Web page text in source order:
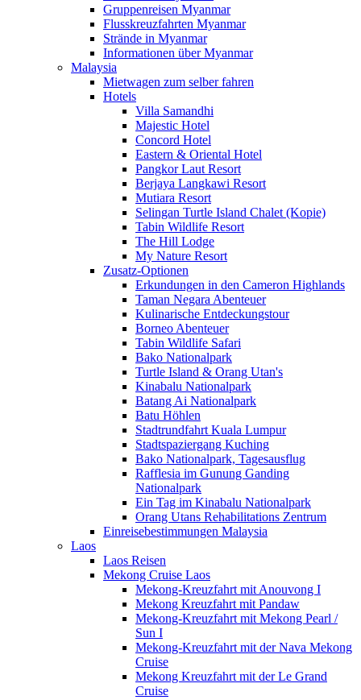
Gruppenreisen Myanmar
Flusskreuzfahrten Myanmar
Strände in Myanmar
Informationen über Myanmar
Malaysia
Mietwagen zum selber fahren
Hotels
Villa Samandhi
Majestic Hotel
Concord Hotel
Eastern & Oriental Hotel
Pangkor Laut Resort
Berjaya Langkawi Resort
Mutiara Resort
Selingan Turtle Island Chalet (Kopie)
Tabin Wildlife Resort
The Hill Lodge
My Nature Resort
Zusatz-Optionen
Erkundungen in den Cameron Highlands
Taman Negara Abenteuer
Kulinarische Entdeckungstour
Borneo Abenteuer
Tabin Wildlife Safari
Bako Nationalpark
Turtle Island & Orang Utan's
Kinabalu Nationalpark
Batang Ai Nationalpark
Batu Höhlen
Stadtrundfahrt Kuala Lumpur
Stadtspaziergang Kuching
Bako Nationalpark, Tagesausflug
Rafflesia im Gunung Ganding
Nationalpark
Ein Tag im Kinabalu Nationalpark
Orang Utans Rehabilitations Zentrum
Einreisebestimmungen Malaysia
Laos
Laos Reisen
Mekong Cruise Laos
Mekong-Kreuzfahrt mit Anouvong I
Mekong Kreuzfahrt mit Pandaw
Mekong-Kreuzfahrt mit Mekong Pearl /
Sun I
Mekong-Kreuzfahrt mit der Nava Mekong
Cruise
Mekong Kreuzfahrt mit der Le Grand
Cruise